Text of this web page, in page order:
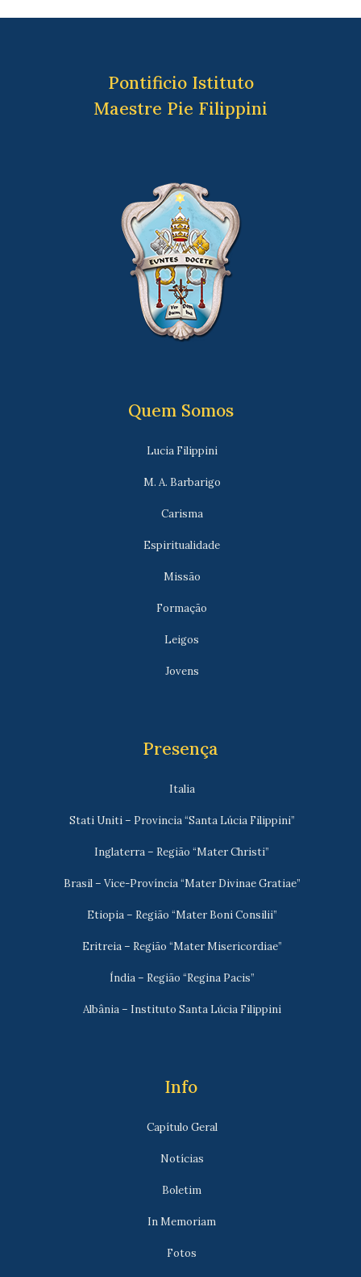
Pontificio Istituto
Maestre Pie Filippini
Quem Somos
Lucia Filippini
M. A. Barbarigo
Carisma
Espiritualidade
Missão
Formação
Leigos
Jovens
Presença
Italia
Stati Uniti – Provincia “Santa Lúcia Filippini”
Inglaterra – Região “Mater Christi”
Brasil – Vice-Província “Mater Divinae Gratiae”
Etiopia – Região “Mater Boni Consilii”
Eritreia – Região “Mater Misericordiae”
Índia – Região “Regina Pacis”
Albânia – Instituto Santa Lúcia Filippini
Info
Capítulo Geral
Notícias
Boletim
In Memoriam
Fotos